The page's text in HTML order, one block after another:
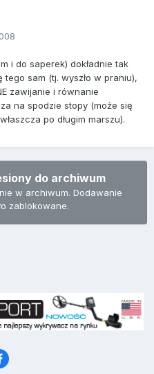
i do saperek) dokładnie tak
tego sam (tj. wyszło w praniu),
zawijanie i równanie
na spodzie stopy (może się
po długim marszu).
do archiwum
w archiwum. Dodawanie
zablokowane.